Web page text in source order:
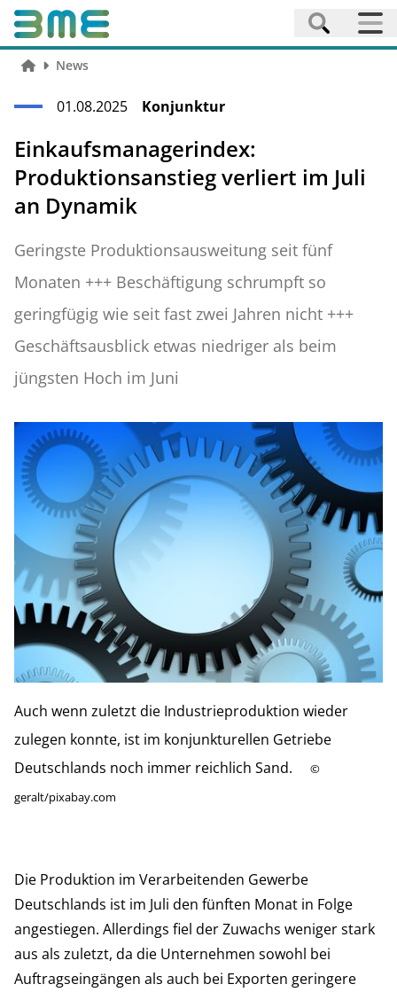
News
01.08.2025 Konjunktur
Einkaufsmanagerindex:
Produktionsanstieg verliert im Juli
an Dynamik
Geringste Produktionsausweitung seit fünf
Monaten +++ Beschäftigung schrumpft so
geringfügig wie seit fast zwei Jahren nicht +++
Geschäftsausblick etwas niedriger als beim
jüngsten Hoch im Juni
Auch wenn zuletzt die Industrieproduktion wieder
zulegen konnte, ist im konjunkturellen Getriebe
Deutschlands noch immer reichlich Sand.
©
geralt/pixabay.com
Die Produktion im Verarbeitenden Gewerbe
Deutschlands ist im Juli den fünften Monat in Folge
angestiegen. Allerdings fiel der Zuwachs weniger stark
aus als zuletzt, da die Unternehmen sowohl bei
Auftragseingängen als auch bei Exporten geringere